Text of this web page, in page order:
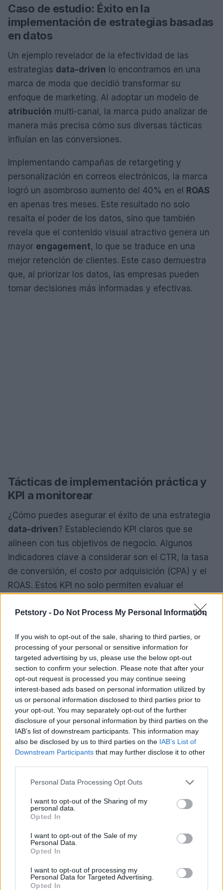
Petstory - Do Not Process My Personal Information
If you wish to opt-out of the sale, sharing to third parties, or
processing of your personal or sensitive information for
targeted advertising by us, please use the below opt-out
section to confirm your selection. Please note that after your
opt-out request is processed you may continue seeing
interest-based ads based on personal information utilized by
us or personal information disclosed to third parties prior to
your opt-out. You may separately opt-out of the further
disclosure of your personal information by third parties on the
IAB’s list of downstream participants. This information may
also be disclosed by us to third parties on the IAB’s List of
Downstream Participants that may further disclose it to other
Please note that this website/app uses one or more Google
not limited to your visit or usage behaviour. You may click to
grant or deny consent to Google and its third-party tags to
use your data for below specified purposes in below Google
consent section.
Personal Data Processing Opt Outs
I want to opt-out of the Sharing of my
personal data.
Opted In
I want to opt-out of the Sale of my
Personal Data.
Opted In
I want to opt-out of processing my
Personal Data for Targeted Advertising.
Opted In
Caso de estudio: Éxito en la
implementación de estrategias basadas
en datos
Un ejemplo revelador de la efectividad de las
estrategias data-driven lo encontramos en una
marca de moda que decidió transformar su
enfoque de marketing. Al adoptar un modelo de
atribución multi-canal, la marca pudo analizar de
manera más precisa cómo sus diversas tácticas
influían en las conversiones.
Implementando campañas de retargeting y
personalización en correos electrónicos, la marca
logró un asombroso aumento del 40% en el ROAS
en apenas tres meses. Este resultado no solo
resalta el poder de los datos, sino que también
revela que el contenido visual atractivo genera un
mayor engagement, lo que se traduce en una
mejor retención de clientes. Este caso demuestra
que, al priorizar los datos, las empresas pueden
tomar decisiones más informadas y efectivas.
Tácticas de implementación práctica y
KPI a monitorear
¿Cómo puedes asegurar el éxito de una estrategia
data-driven? Estableciendo KPI claros que se
alineen con tus objetivos de negocio. Algunos
indicadores clave a considerar son el CTR, la tasa
de conversión, el costo por adquisición (CPA) y el
ROAS. Estos KPI no solo permiten evaluar el
son fundamentales para guiar las optimizaciones
La segmentación de audiencias es otra táctica
crucial en este proceso. Utilizar herramientas como
Google Analytics y Facebook Business te permite
segmentar tu audiencia de manera efectiva. Al
personalizar mensajes y ofertas que resuenen con
diferentes grupos, logras un mejor engagement.
Este enfoque, en última instancia, se traduce en un
aumento significativo en las conversiones. ¿Te has
AUTOR